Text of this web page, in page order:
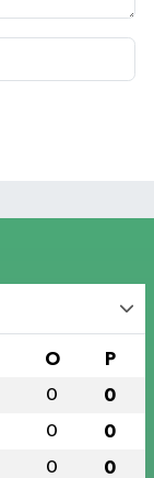
O P
0 0
0 0
0 0